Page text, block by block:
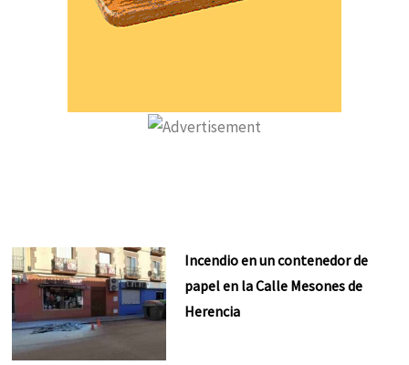
Incendio en un contenedor de
papel en la Calle Mesones de
Herencia